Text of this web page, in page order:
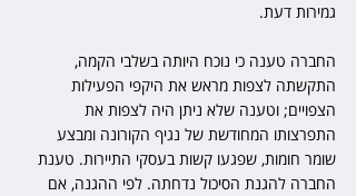
גמירות דעת.
החברה טענה כי נוכח היותה בשלבי הקמה,
התקשתה לצפות מראש את היקפי הפעילות
הצפויים; וטענה שלא ניתן היה לצפות את
התפרצותו המחודשת של נגיף הקורונה ומבצע
שומר חומות, שפגעו קשות בעסקי התיירות. טענת
החברה להגנת הסיכול נדחתה. לפי ההגנה, אם